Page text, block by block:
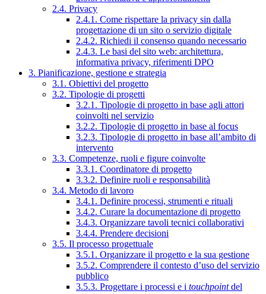
2.4. Privacy
2.4.1. Come rispettare la privacy sin dalla
progettazione di un sito o servizio digitale
2.4.2. Richiedi il consenso quando necessario
2.4.3. Le basi del sito web: architettura,
informativa privacy, riferimenti DPO
3. Pianificazione, gestione e strategia
3.1. Obiettivi del progetto
3.2. Tipologie di progetti
3.2.1. Tipologie di progetto in base agli attori
coinvolti nel servizio
3.2.2. Tipologie di progetto in base al focus
3.2.3. Tipologie di progetto in base all’ambito di
intervento
3.3. Competenze, ruoli e figure coinvolte
3.3.1. Coordinatore di progetto
3.3.2. Definire ruoli e responsabilità
3.4. Metodo di lavoro
3.4.1. Definire processi, strumenti e rituali
3.4.2. Curare la documentazione di progetto
3.4.3. Organizzare tavoli tecnici collaborativi
3.4.4. Prendere decisioni
3.5. Il processo progettuale
3.5.1. Organizzare il progetto e la sua gestione
3.5.2. Comprendere il contesto d’uso del servizio
pubblico
3.5.3. Progettare i processi e i touchpointdel